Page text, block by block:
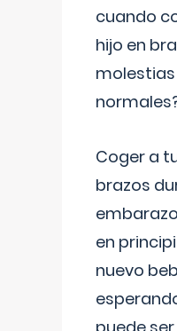
cuando
hijo en
molestias
Coger a
brazos
en
nuevo